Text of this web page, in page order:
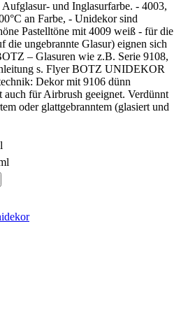
und Inglasurfarbe. - 4003,
an Farbe, - Unidekor sind
Pastelltöne mit 4009 weiß - für die
die ungebrannte Glasur) eignen sich
– Glasuren wie z.B. Serie 9108,
s. Flyer BOTZ UNIDEKOR
Dekor mit 9106 dünn
auch für Airbrush geeignet. Verdünnt
oder glattgebranntem (glasiert und